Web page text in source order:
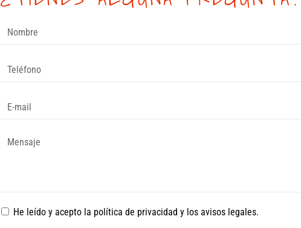
He leído y acepto la política de privacidad y los avisos legales.